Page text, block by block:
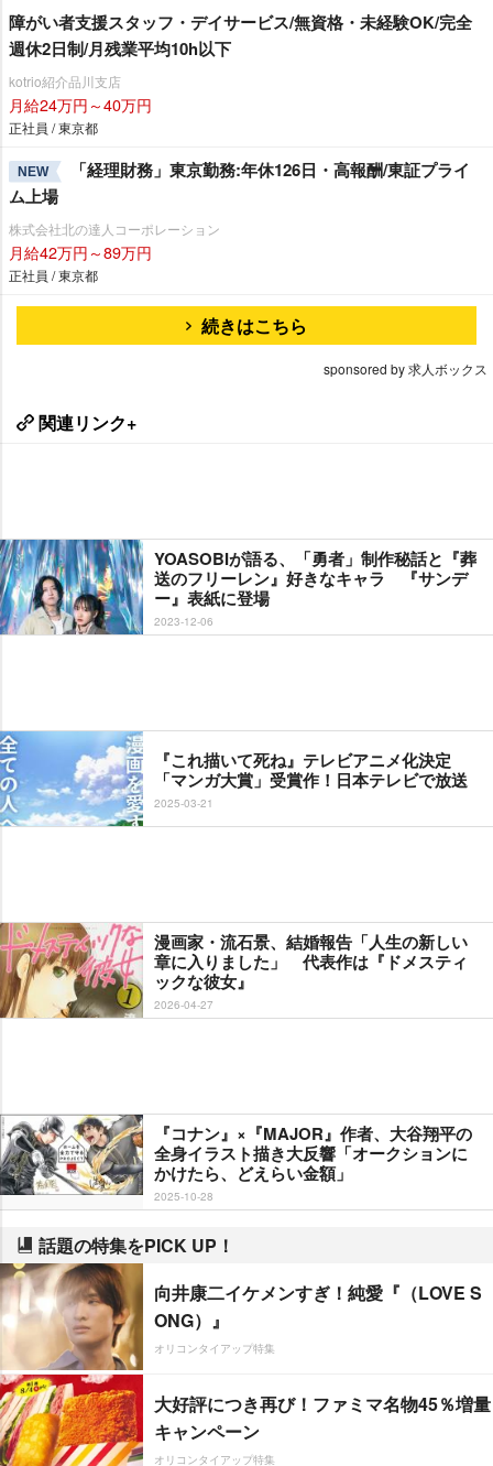
障がい者支援スタッフ・デイサービス/無資格・未経験OK/完全
週休2日制/月残業平均10h以下
kotrio紹介品川支店
月給24万円～40万円
正社員 / 東京都
NEW
「経理財務」東京勤務:年休126日・高報酬/東証プライ
ム上場
株式会社北の達人コーポレーション
月給42万円～89万円
正社員 / 東京都
続きはこちら
sponsored by 求人ボックス
関連リンク+
YOASOBIが語る、「勇者」制作秘話と『葬
送のフリーレン』好きなキャラ 『サンデ
ー』表紙に登場
2023-12-06
『これ描いて死ね』テレビアニメ化決定
「マンガ大賞」受賞作！日本テレビで放送
2025-03-21
漫画家・流石景、結婚報告「人生の新しい
章に入りました」 代表作は『ドメスティ
ックな彼女』
2026-04-27
『コナン』×『MAJOR』作者、大谷翔平の
全身イラスト描き大反響「オークションに
かけたら、どえらい金額」
2025-10-28
話題の特集をPICK UP！
向井康二イケメンすぎ！純愛『（LOVE S
ONG）』
オリコンタイアップ特集
大好評につき再び！ファミマ名物45％増量
キャンペーン
オリコンタイアップ特集